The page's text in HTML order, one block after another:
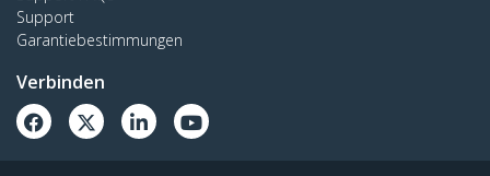
Support
Garantiebestimmungen
Verbinden